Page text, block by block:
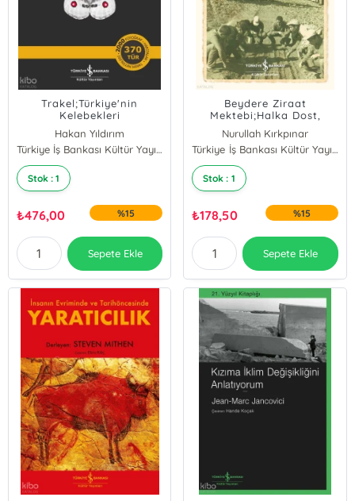
Trakel;Türkiye'nin
Kelebekleri
Hakan Yıldırım
Ömer L. Furtun
Umut Güngör
Onat Başbay
Ali Bali
Türkiye İş Bankası Kültür Yayınları
Stok : 1
₺476,00 %15
Sepete Ekle
Beydere Ziraat
Mektebi;Halka Dost,
Köylüye Yar
Nurullah Kırkpınar
Türkiye İş Bankası Kültür Yayınları
Stok : 1
₺178,50 %15
Sepete Ekle